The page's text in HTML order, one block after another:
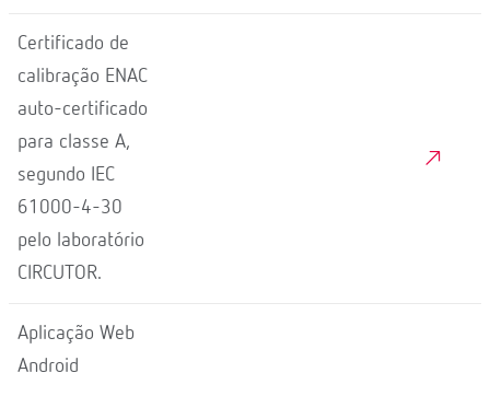
Certificado de
calibração ENAC
auto-certificado
para classe A,
segundo IEC
61000-4-30
pelo laboratório
CIRCUTOR.
Aplicação Web
Android